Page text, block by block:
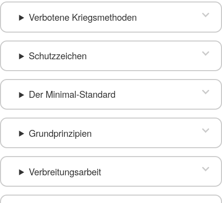
Verbotene Kriegsmethoden
Schutzzeichen
Der Minimal-Standard
Grundprinzipien
Verbreitungsarbeit